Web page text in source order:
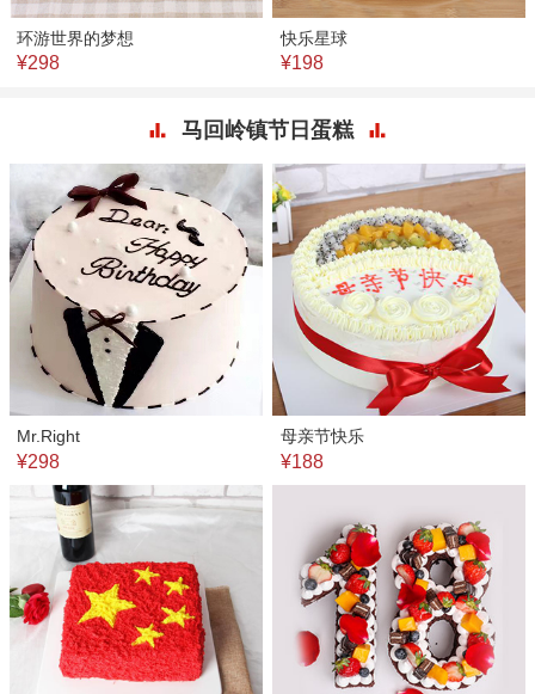
环游世界的梦想
¥298
快乐星球
¥198
马回岭镇节日蛋糕
Mr.Right
¥298
母亲节快乐
¥188